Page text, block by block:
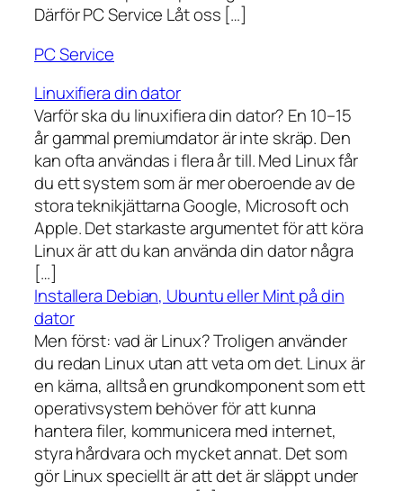
Därför PC Service Låt oss […]
PC Service
Linuxifiera din dator
Varför ska du linuxifiera din dator? En 10–15
år gammal premiumdator är inte skräp. Den
kan ofta användas i flera år till. Med Linux får
du ett system som är mer oberoende av de
stora teknikjättarna Google, Microsoft och
Apple. Det starkaste argumentet för att köra
Linux är att du kan använda din dator några
[…]
Installera Debian, Ubuntu eller Mint på din
dator
Men först: vad är Linux? Troligen använder
du redan Linux utan att veta om det. Linux är
en kärna, alltså en grundkomponent som ett
operativsystem behöver för att kunna
hantera filer, kommunicera med internet,
styra hårdvara och mycket annat. Det som
gör Linux speciellt är att det är släppt under